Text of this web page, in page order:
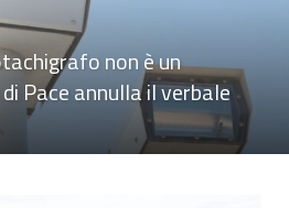
non è un
Pace annulla il verbale